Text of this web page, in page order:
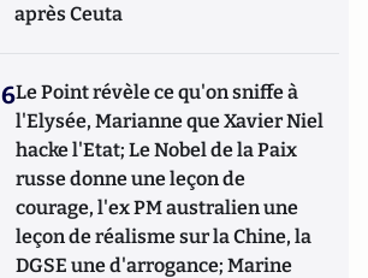
après Ceuta
6Le Point révèle ce qu'on sniffe à
l'Elysée, Marianne que Xavier Niel
hacke l'Etat; Le Nobel de la Paix
russe donne une leçon de
courage, l'ex PM australien une
leçon de réalisme sur la Chine, la
DGSE une d'arrogance; Marine